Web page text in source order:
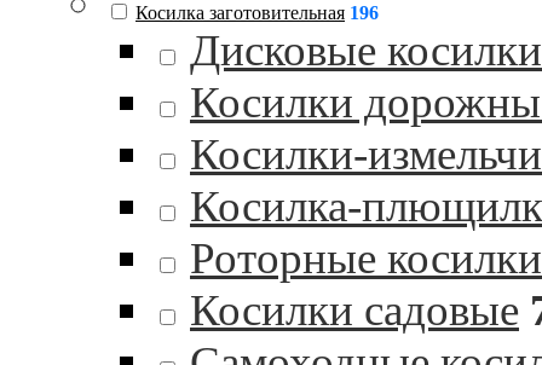
Косилка заготовительная 196
Дисковые косилки
Косилки
Косилки-
Косилка-
Роторные косилки
Косилки садовые